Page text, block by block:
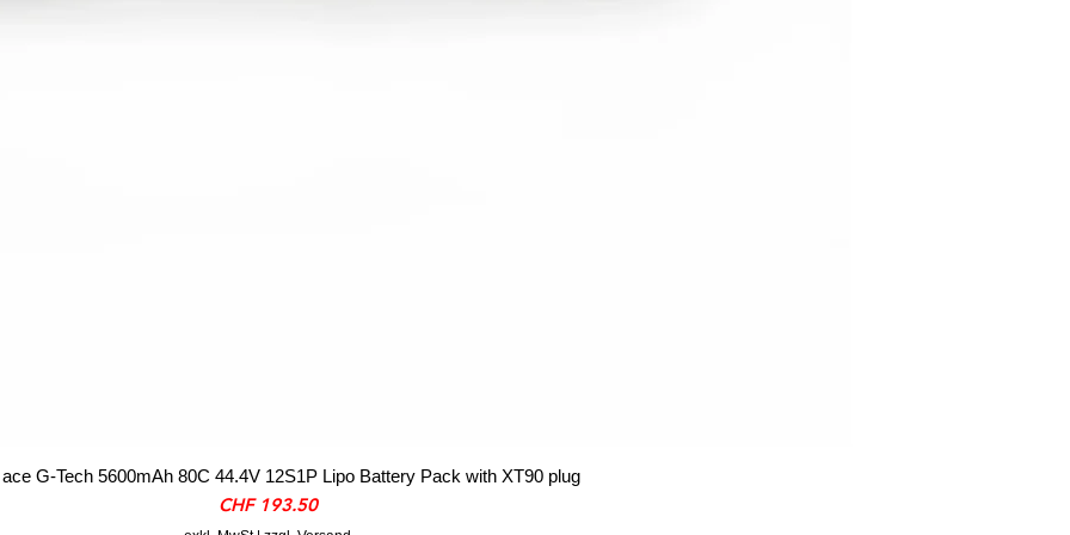
G-Tech 5600mAh 80C 44.4V 12S1P Lipo Battery Pack with XT90 plug
Preis
CHF 193.50